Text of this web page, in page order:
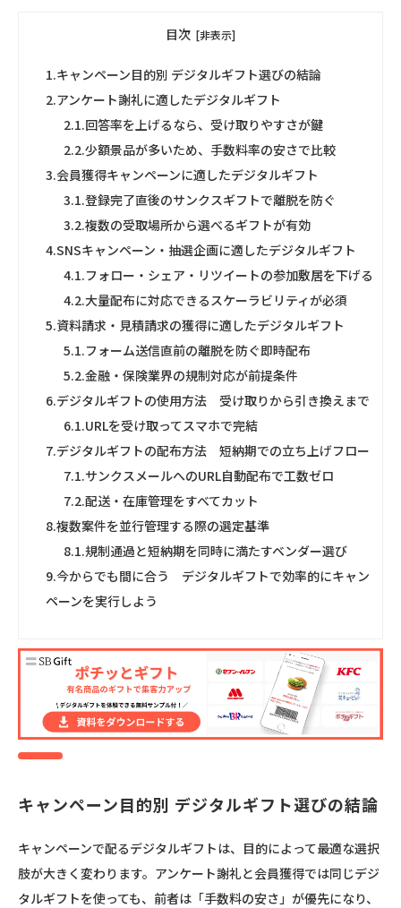
目次 [非表示]
1.キャンペーン目的別 デジタルギフト選びの結論
2.アンケート謝礼に適したデジタルギフト
2.1.回答率を上げるなら、受け取りやすさが鍵
2.2.少額景品が多いため、手数料率の安さで比較
3.会員獲得キャンペーンに適したデジタルギフト
3.1.登録完了直後のサンクスギフトで離脱を防ぐ
3.2.複数の受取場所から選べるギフトが有効
4.SNSキャンペーン・抽選企画に適したデジタルギフト
4.1.フォロー・シェア・リツイートの参加敷居を下げる
4.2.大量配布に対応できるスケーラビリティが必須
5.資料請求・見積請求の獲得に適したデジタルギフト
5.1.フォーム送信直前の離脱を防ぐ即時配布
5.2.金融・保険業界の規制対応が前提条件
6.デジタルギフトの使用方法 受け取りから引き換えまで
6.1.URLを受け取ってスマホで完結
7.デジタルギフトの配布方法 短納期での立ち上げフロー
7.1.サンクスメールへのURL自動配布で工数ゼロ
7.2.配送・在庫管理をすべてカット
8.複数案件を並行管理する際の選定基準
8.1.規制通過と短納期を同時に満たすベンダー選び
9.今からでも間に合う デジタルギフトで効率的にキャン
ペーンを実行しよう
キャンペーン目的別 デジタルギフト選びの結論
キャンペーンで配るデジタルギフトは、目的によって最適な選択
肢が大きく変わります。アンケート謝礼と会員獲得では同じデジ
タルギフトを使っても、前者は「手数料の安さ」が優先になり、